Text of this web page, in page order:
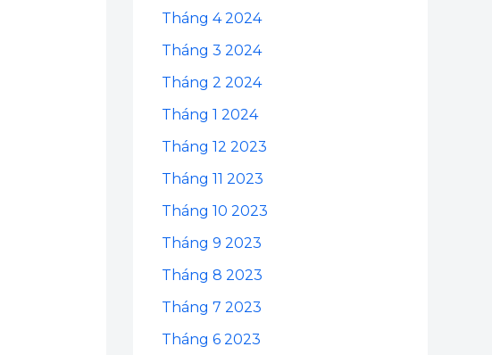
Tháng 4 2024
Tháng 3 2024
Tháng 2 2024
Tháng 1 2024
Tháng 12 2023
Tháng 11 2023
Tháng 10 2023
Tháng 9 2023
Tháng 8 2023
Tháng 7 2023
Tháng 6 2023